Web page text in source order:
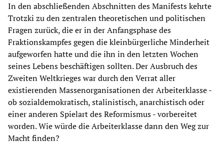
In den abschließenden Abschnitten des Manifests kehrte
Trotzki zu den zentralen theoretischen und politischen
Fragen zurück, die er in der Anfangsphase des
Fraktionskampfes gegen die kleinbürgerliche Minderheit
aufgeworfen hatte und die ihn in den letzten Wochen
seines Lebens beschäftigen sollten. Der Ausbruch des
Zweiten Weltkrieges war durch den Verrat aller
existierenden Massenorganisationen der Arbeiterklasse -
ob sozialdemokratisch, stalinistisch, anarchistisch oder
einer anderen Spielart des Reformismus - vorbereitet
worden. Wie würde die Arbeiterklasse dann den Weg zur
Macht finden?